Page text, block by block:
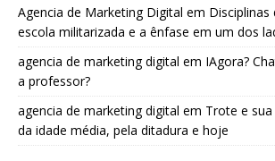
Agencia de Marketing Digital em Disciplinas
escola militarizada e a ênfase em um dos
agencia de marketing digital em IAgora?
a professor?
agencia de marketing digital em Trote e
da idade média, pela ditadura e hoje